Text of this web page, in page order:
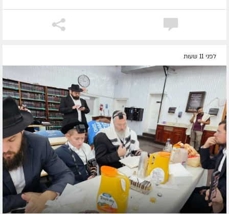
לפני 11 שעות